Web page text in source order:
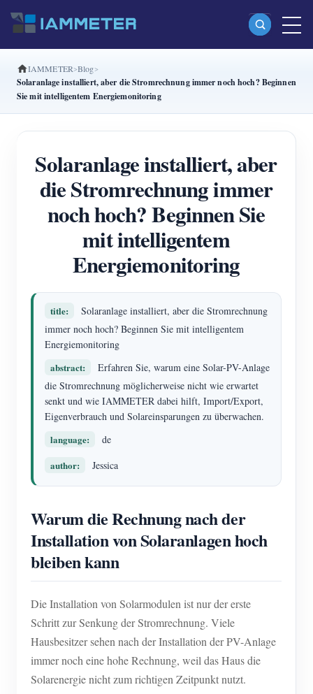
Produkte
Einphasiger Wi-Fi-Energiezähler (WEM3080)
Split-Phase-Wi-Fi-Energiezähler (WEM2067)
Dreiphasiger Wi-Fi-Energiezähler (WEM3080T)
Dreiphasiger Wi-Fi-Energiezähler (WEM3046T)
Dreiphasiger Wi-Fi-Energiezähler (WEM3050T)
WiFi-Leistungsregler
IAMMETER Cloud Pro
Self-Hosting-Dienst
EV-Ladegerät
IAMMETER Simulator
Virtueller Zähler
System für Energieprognose und Simulation
Hausautomation
Energieüberwachung für Fabriken
Shop
Ressourcen
Produkt-Schnellstart
Dokumentation
Tutorial-Video
Nachrichten
Blog
Community
Mitwirkendenprogramm
Mitwirkenden-Center
IAMMETER Aktivitäten
Forum
Website erkunden
Lösungen
Über uns
IAMMETER Blog
Solaranlage installiert, aber die Stromrechnung immer noch hoch? Beginnen
Sie mit intelligentem Energiemonitoring
Solaranlage installiert, aber
die Stromrechnung immer
noch hoch? Beginnen Sie
mit intelligentem
Energiemonitoring
title:
Solaranlage installiert, aber die Stromrechnung
immer noch hoch? Beginnen Sie mit intelligentem
Energiemonitoring
abstract:
Erfahren Sie, warum eine Solar-PV-Anlage
die Stromrechnung möglicherweise nicht wie erwartet
senkt und wie IAMMETER dabei hilft, Import/Export,
Eigenverbrauch und Solareinsparungen zu überwachen.
language:
de
author:
Jessica
Warum die Rechnung nach der
Installation von Solaranlagen hoch
bleiben kann
Die Installation von Solarmodulen ist nur der erste
Schritt zur Senkung der Stromrechnung. Viele
Hausbesitzer sehen nach der Installation der PV-Anlage
immer noch eine hohe Rechnung, weil das Haus die
Solarenergie nicht zum richtigen Zeitpunkt nutzt.